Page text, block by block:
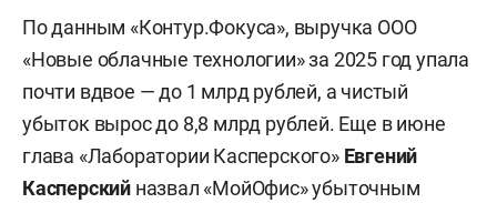
По данным «Контур.Фокуса», выручка ООО
«Новые облачные технологии» за 2025 год упала
почти вдвое — до 1 млрд рублей, а чистый
убыток вырос до 8,8 млрд рублей. Еще в июне
глава «Лаборатории Касперского» Евгений
Касперский назвал «МойОфис» убыточным